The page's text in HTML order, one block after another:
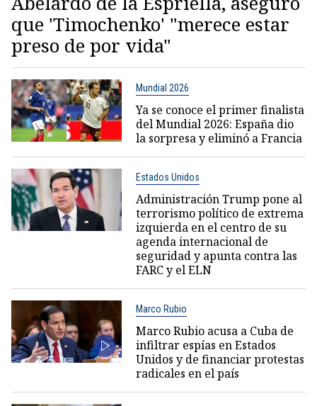
que 'Timochenko' "merece estar
preso de por vida"
Mundial 2026
Ya se conoce el primer finalista
del Mundial 2026: España dio
la sorpresa y eliminó a Francia
Estados Unidos
Administración Trump pone al
terrorismo político de extrema
izquierda en el centro de su
agenda internacional de
seguridad y apunta contra las
FARC y el ELN
Marco Rubio
Marco Rubio acusa a Cuba de
infiltrar espías en Estados
Unidos y de financiar protestas
radicales en el país